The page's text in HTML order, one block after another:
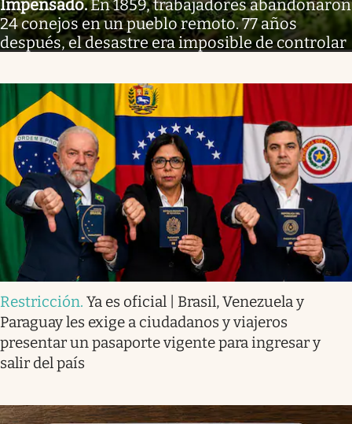
Impensado.En 1859, trabajadores abandonaron
24 conejos en un pueblo remoto. 77 años
después, el desastre era imposible de controlar
Restricción. Ya es oficial | Brasil, Venezuela y
Paraguay les exige a ciudadanos y viajeros
presentar un pasaporte vigente para ingresar y
salir del país